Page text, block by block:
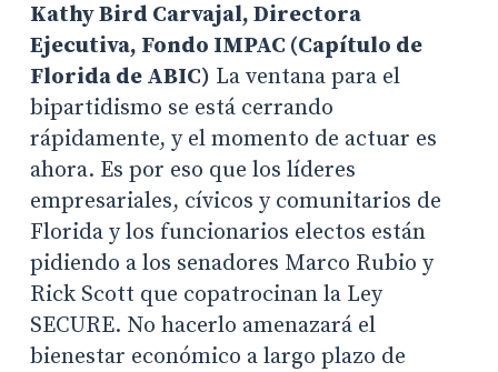
Kathy Bird Carvajal, Directora
Ejecutiva, Fondo IMPAC (Capítulo de
Florida de ABIC) La ventana para el
bipartidismo se está cerrando
rápidamente, y el momento de actuar es
ahora. Es por eso que los líderes
empresariales, cívicos y comunitarios de
Florida y los funcionarios electos están
pidiendo a los senadores Marco Rubio y
Rick Scott que copatrocinan la Ley
SECURE. No hacerlo amenazará el
bienestar económico a largo plazo de